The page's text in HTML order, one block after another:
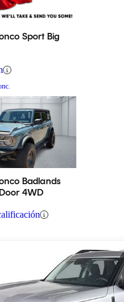
Sport Big
Badlands
4WD